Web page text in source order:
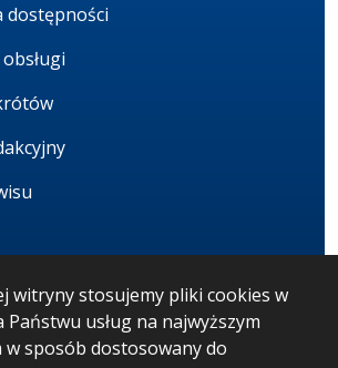
witryny stosujemy pliki cookies w
Państwu usług na najwyższym
w sposób dostosowany do
dostępności